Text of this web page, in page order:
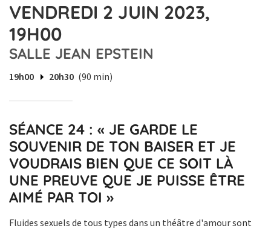
VENDREDI 2 JUIN 2023,
19H00
SALLE JEAN EPSTEIN
19h00 20h30 (90 min)
SÉANCE 24 : « JE GARDE LE
SOUVENIR DE TON BAISER ET JE
VOUDRAIS BIEN QUE CE SOIT LÀ
UNE PREUVE QUE JE PUISSE ÊTRE
AIMÉ PAR TOI »
Fluides sexuels de tous types dans un théâtre d'amour sont